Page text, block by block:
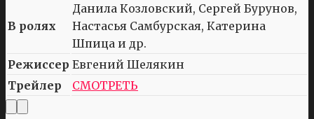
В ролях
Данила Козловский, Сергей Бурунов,
Настасья Самбурская, Катерина
Шпица и др.
Режиссер Евгений Шелякин
Трейлер
СМОТРЕТЬ